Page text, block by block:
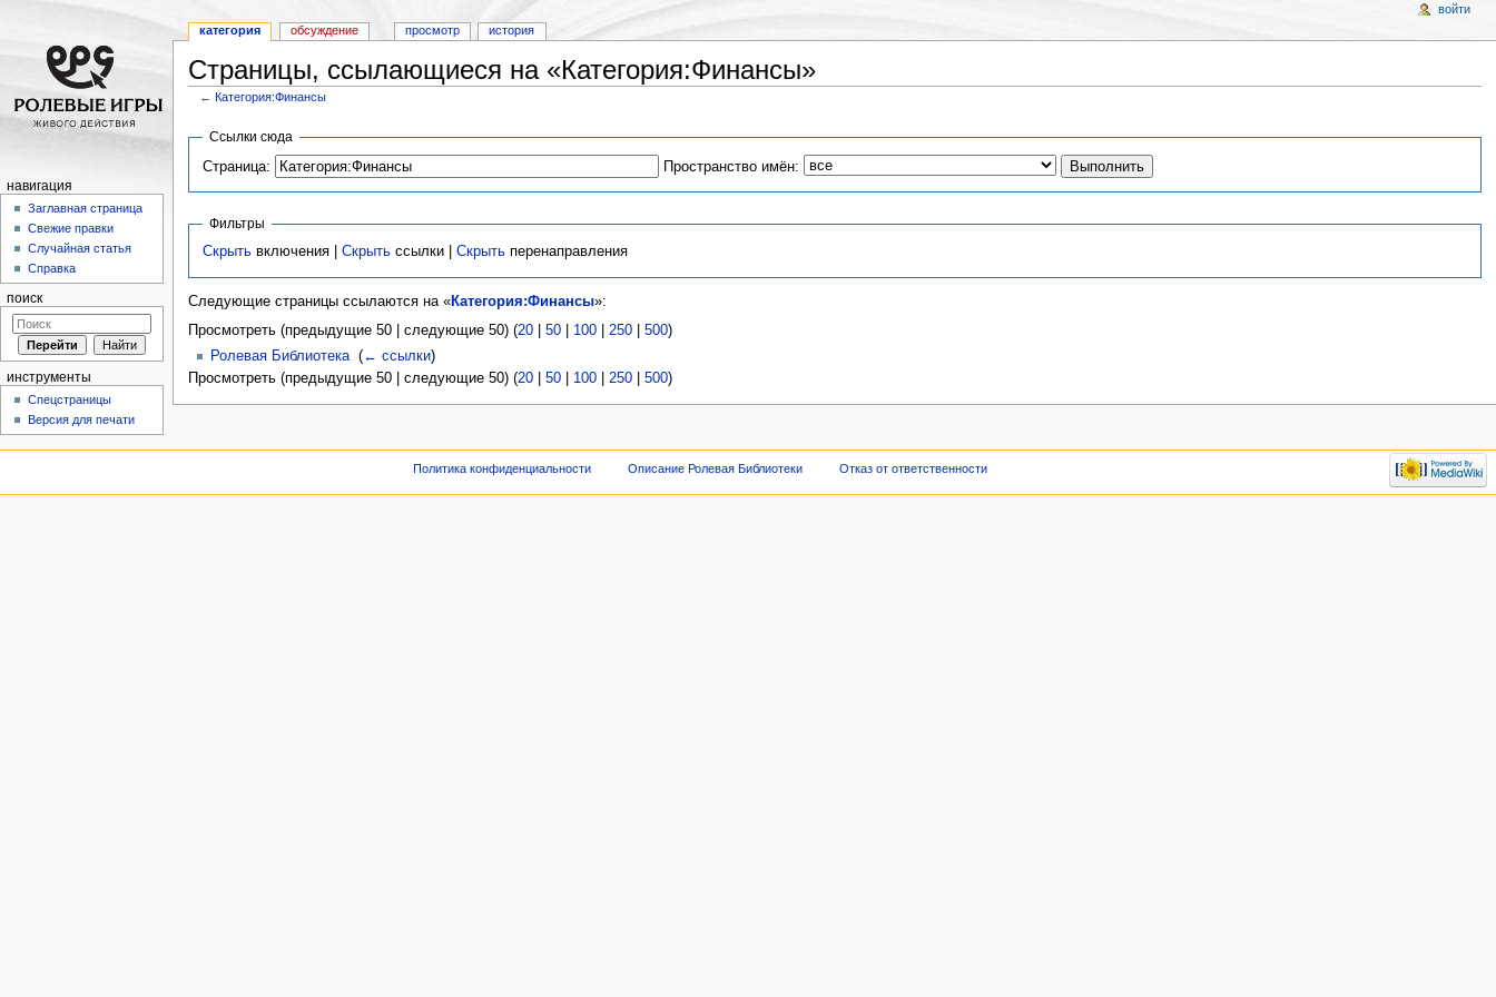
Страницы, ссылающиеся на «Категория:Финансы»
←Категория:Финансы
Ссылки сюда
Страница:
Пространство имён:
Фильтры
Скрыть включения |Скрыть ссылки |Скрыть перенаправления
Следующие страницы ссылаются на «Категория:Финансы»:
Просмотреть (предыдущие 50 | следующие 50) (20| 50| 100| 250| 500)
Ролевая Библиотека‎ (← ссылки)
Просмотреть (предыдущие 50 | следующие 50) (20| 50| 100| 250| 500)
категория обсуждение просмотр история
войти
навигация
Заглавная страница
Свежие правки
Случайная статья
Справка
поиск
инструменты
Спецстраницы
Версия для печати
Политика конфиденциальности Описание Ролевая Библиотеки Отказ от ответственности